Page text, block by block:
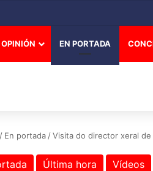
OPINIÓN EN PORTADA
/ En portada /Visita do director xeral de
Última hora Vídeos